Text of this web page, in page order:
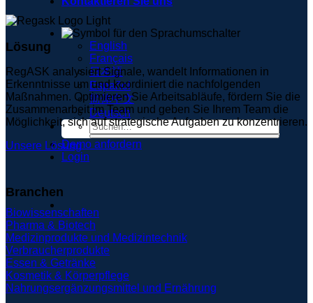
English
Français
日本語
Español
简体中文
Deutsch
Demo anfordern
Login
Lösung
RegASK analysiert Signale, wandelt Informationen in
Erkenntnisse um und koordiniert die nachfolgenden
Maßnahmen. Optimieren Sie Arbeitsabläufe, fördern Sie die
Zusammenarbeit im Team und geben Sie Ihrem Team die
Möglichkeit, sich auf strategische Aufgaben zu konzentrieren.
Unsere Lösung
Branchen
Biowissenschaften
Pharma & Biotech
Medizinprodukte und Medizintechnik
Verbraucherprodukte
Essen & Getränke
Kosmetik & Körperpflege
Nahrungsergänzungsmittel und Ernährung